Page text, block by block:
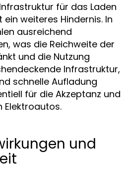
für das Laden
weiteres Hindernis. In
ausreichend
was die Reichweite der
und die Nutzung
Infrastruktur,
schnelle Aufladung
für die Akzeptanz und
Elektroautos.
und